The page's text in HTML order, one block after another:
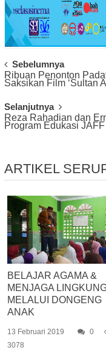
Post
Navigation
Sebelumnya
Ribuan Penonton
Saksikan Film ‘Sultan
Selanjutnya
Reza Rahadian dan
Program Edukasi JAFF
ARTIKEL
BELAJAR AGAMA &
MENJAGA
MELALUI DONGENG
ANAK
13 Februari 2019
0
3078